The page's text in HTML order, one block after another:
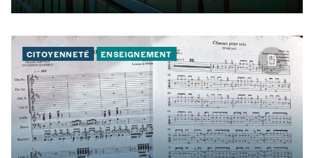
Rue
Code postal
Pays
CITOYENNETÉ ENSEIGNEMENT